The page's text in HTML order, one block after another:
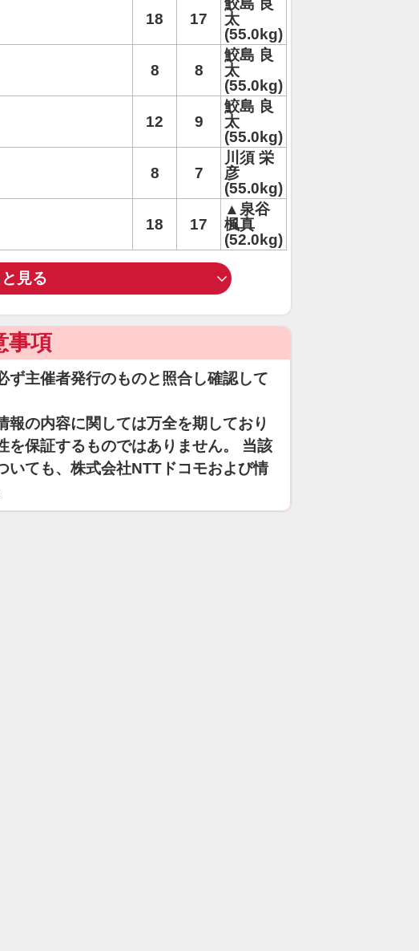
18 17
鮫島 良
太
(55.0kg)
8 8
鮫島 良
太
(55.0kg)
12 9
鮫島 良
太
(55.0kg)
8 7
川須 栄
彦
(55.0kg)
18 17
▲泉谷
楓真
(52.0kg)
見る
事項
ず主催者発行のものと照合し確認して
の内容に関しては万全を期しており
を保証するものではありません。 当該
いても、株式会社NTTドコモおよび情